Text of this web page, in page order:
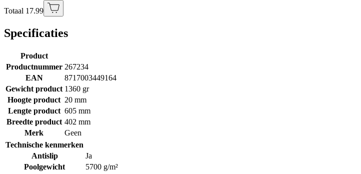
Totaal 17.99
Specificaties
Product
Productnummer 267234
EAN
8717003449164
Gewicht product 1360 gr
Hoogte product 20 mm
Lengte product 605 mm
Breedte product 402 mm
Merk
Geen
Technische kenmerken
Antislip
Ja
Poolgewicht
5700 g/m²